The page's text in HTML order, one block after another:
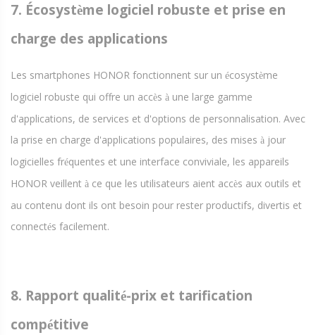
7. Écosystème logiciel robuste et prise en
charge des applications
Les smartphones HONOR fonctionnent sur un écosystème
logiciel robuste qui offre un accès à une large gamme
d'applications, de services et d'options de personnalisation. Avec
la prise en charge d'applications populaires, des mises à jour
logicielles fréquentes et une interface conviviale, les appareils
HONOR veillent à ce que les utilisateurs aient accès aux outils et
au contenu dont ils ont besoin pour rester productifs, divertis et
connectés facilement.
8. Rapport qualité-prix et tarification
compétitive